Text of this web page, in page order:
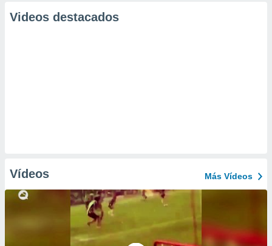
Videos destacados
Vídeos Más Vídeos